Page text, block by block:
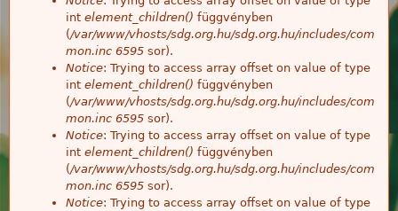
int element_children() függvényben
(/var/www/vhosts/sdg.org.hu/sdg.org.hu/includes/com
mon.inc 6595 sor).
Notice: Trying to access array offset on value of type
int element_children() függvényben
(/var/www/vhosts/sdg.org.hu/sdg.org.hu/includes/com
mon.inc 6595 sor).
Notice: Trying to access array offset on value of type
int element_children() függvényben
(/var/www/vhosts/sdg.org.hu/sdg.org.hu/includes/com
mon.inc 6595 sor).
Notice: Trying to access array offset on value of type